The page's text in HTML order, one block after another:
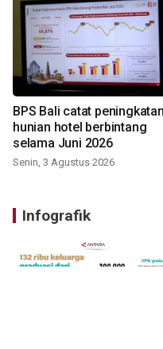
BPS Bali catat peningkatan
hunian hotel berbintang
selama Juni 2026
Senin, 3 Agustus 2026
Infografik